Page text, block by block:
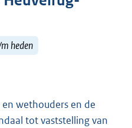
heden
wethouders en de
tot vaststelling van